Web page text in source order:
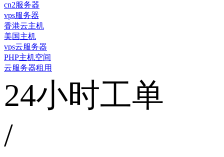
cn2服务器
vps服务器
香港云主机
美国主机
vps云服务器
PHP主机空间
云服务器租用
24小时工单
/